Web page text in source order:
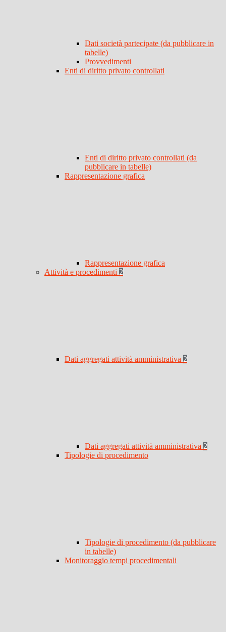
Dati società partecipate (da pubblicare in
tabelle)
Provvedimenti
Enti di diritto privato controllati
Enti di diritto privato controllati (da
pubblicare in tabelle)
Rappresentazione grafica
Rappresentazione grafica
Attività e procedimenti 2
Dati aggregati attività amministrativa 2
Dati aggregati attività amministrativa 2
Tipologie di procedimento
Tipologie di procedimento (da pubblicare
in tabelle)
Monitoraggio tempi procedimentali